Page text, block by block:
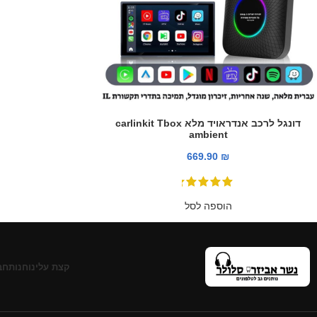
דונגל לרכב אנדראויד מלא carlinkit Tbox
ambient
₪
הוספה לסל
קצת עלינוחנות